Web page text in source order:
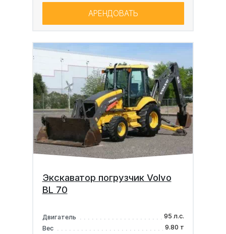
АРЕНДОВАТЬ
Экскаватор погрузчик Volvo
BL 70
Двигатель
95 л.с.
Вес
9.80 т